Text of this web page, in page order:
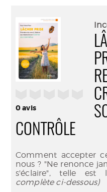
0avis
CONTRÔLE
Comment accepter
nous ? "Ne renonce
s'éclaire", telle est
complète ci-dessous)